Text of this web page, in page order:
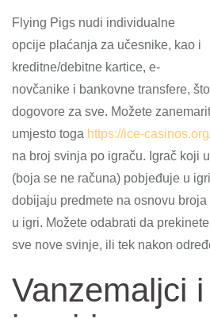
Flying Pigs nudi individualne
opcije plaćanja za učesnike, kao i
kreditne/debitne kartice, e-
novčanike i bankovne transfere,
dogovore za sve. Možete
umjesto toga https://ice-
na broj svinja po igraču. Igrač koji
(boja se ne računa) pobjeđuje u
dobijaju predmete na osnovu
u igri. Možete odabrati da
sve nove svinje, ili tek nakon
Vanzemaljci